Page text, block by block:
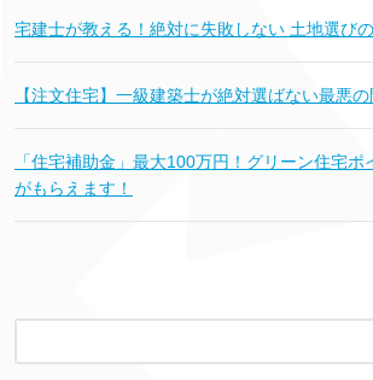
宅建士が教える！絶対に失敗しない 土地選び
【注文住宅】一級建築士が絶対選ばない最悪
「住宅補助金」最大100万円！グリーン住宅ポ
がもらえます！